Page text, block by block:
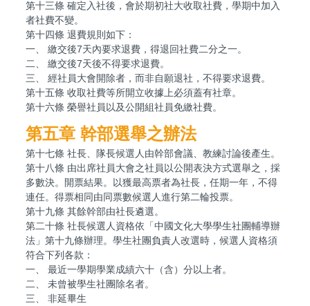
第十三條 確定入社後，會於期初社大收取社費，學期中加入
者社費不變。
第十四條 退費規則如下：
一、 繳交後7天內要求退費，得退回社費二分之一。
二、 繳交後7天後不得要求退費。
三、 經社員大會開除者，而非自願退社，不得要求退費。
第十五條 收取社費等所開立收據上必須蓋有社章。
第十六條 榮譽社員以及公開組社員免繳社費。
第五章 幹部選舉之辦法
第十七條 社長、隊長候選人由幹部會議、教練討論後產生。
第十八條 由出席社員大會之社員以公開表決方式選舉之，採
多數決。開票結果。以獲最高票者為社長，任期一年，不得
連任。得票相同由同票數候選人進行第二輪投票。
第十九條 其餘幹部由社長遴選。
第二十條 社長候選人資格依「中國文化大學學生社團輔導辦
法」第十九條辦理。學生社團負責人改選時，候選人資格須
符合下列各款：
一、 最近一學期學業成績六十（含）分以上者。
二、 未曾被學生社團除名者。
三、 非延畢生